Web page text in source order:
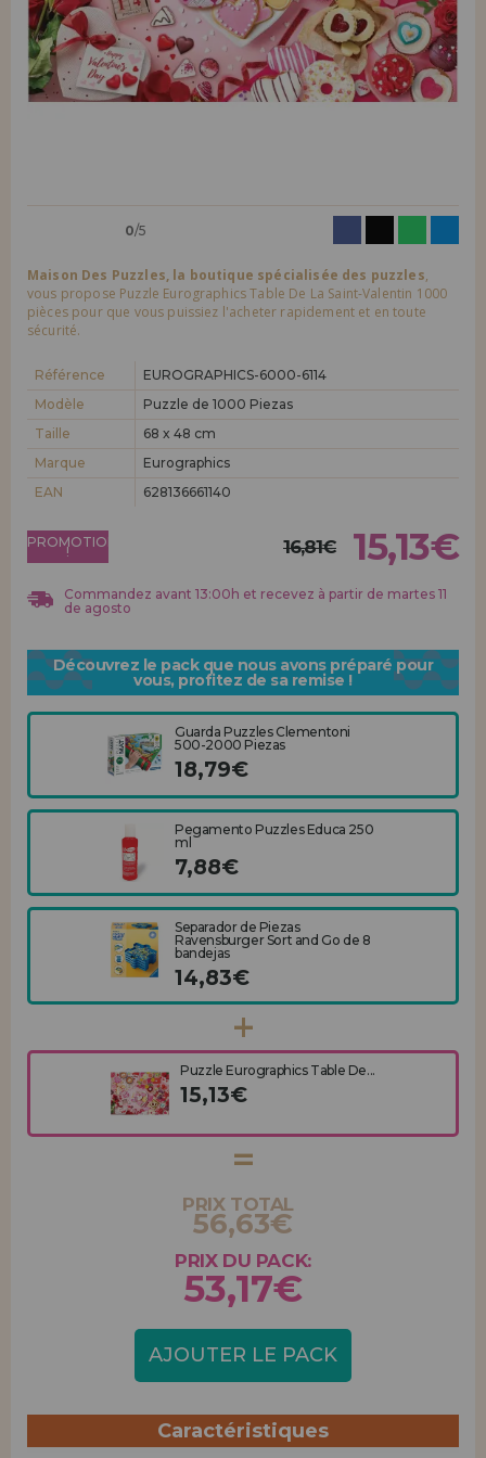
LIQUIDATIONS
INFORMATION
Je veux m'enregistrer en tant que
nouveau client
En créant un compte sur maisondespuzzles.fr, vous pouvez faire vos
achats rapidement dans notre boutique en ligne, vérifier le statut de
Je veux m'enregistrer en tant que
nouveau distributeur
vendre nos produits dans votre entreprise ? Inscrivez-vous en tant
remises spéciales pour la distribution.
Allez-y! Nous vous attendions.
ENREGISTREMENT DISTRIBUTEUR
0/5
Maison Des Puzzles, la boutique spécialisée des puzzles,
vous propose Puzzle Eurographics Table De La Saint-Valentin 1000
pièces pour que vous puissiez l'acheter rapidement et en toute
sécurité.
Référence
EUROGRAPHICS-6000-6114
Modèle
Puzzle de 1000 Piezas
Taille
68 x 48 cm
Marque
Eurographics
EAN
628136661140
PROMOTION
! 16,81€ 15,13€
Commandez avant 13:00h et recevez à partir de martes 11
de agosto
Découvrez le pack que nous avons préparé pour
vous, profitez de sa remise !
Guarda Puzzles Clementoni
500-2000 Piezas
18,79€
Pegamento Puzzles Educa 250
ml
7,88€
Separador de Piezas
Ravensburger Sort and Go de 8
bandejas
14,83€
Puzzle Eurographics Table De...
15,13€
PRIX TOTAL
56,63€
PRIX DU PACK:
53,17€
AJOUTER LE PACK
Caractéristiques